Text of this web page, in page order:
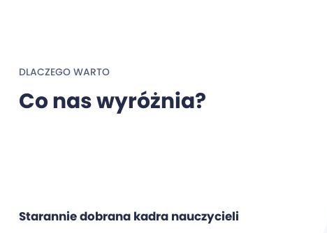
DLACZEGO WARTO
Co nas wyróżnia?
Starannie dobrana kadra nauczycieli